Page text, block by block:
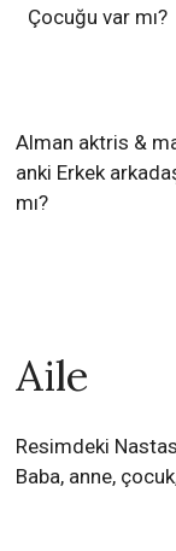
Çocuğu var mı?
Alman aktris &
anki Erkek
mı?
Aile
Resimdeki
Baba, anne,